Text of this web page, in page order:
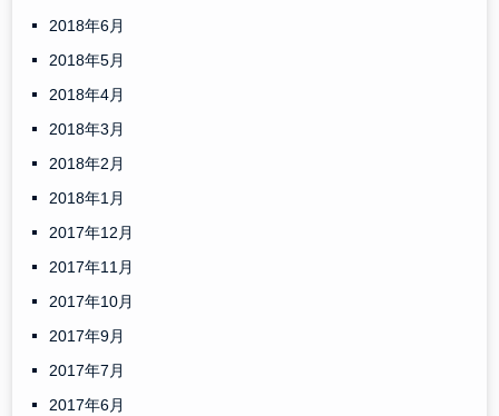
2018年6月
2018年5月
2018年4月
2018年3月
2018年2月
2018年1月
2017年12月
2017年11月
2017年10月
2017年9月
2017年7月
2017年6月